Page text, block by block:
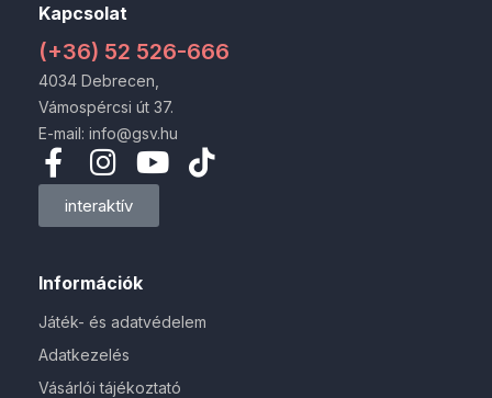
Információk
Játék- és adatvédelem
Adatkezelés
Vásárlói tájékoztató
Kapcsolat
(+36) 52 526-666
4034 Debrecen,
Vámospércsi út 37.
E-mail: info@gsv.hu
interaktív